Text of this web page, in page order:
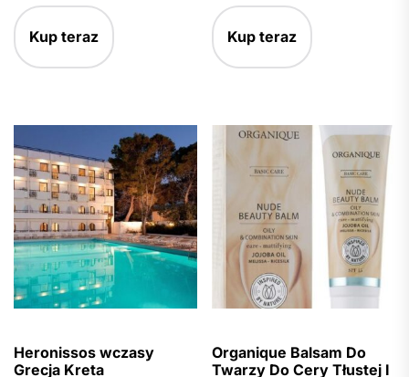
Kup teraz Kup teraz
Heronissos wczasy
Grecja Kreta
Organique Balsam Do
Twarzy Do Cery Tłustej I